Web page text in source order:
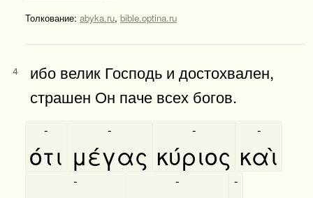
Толкование: abyka.ru, bible.optina.ru
4
ибо велик Господь и достохвален,
страшен Он паче всех богов.
ότι
-
μέγας
-
κύριος
-
καὶ
-
- - -